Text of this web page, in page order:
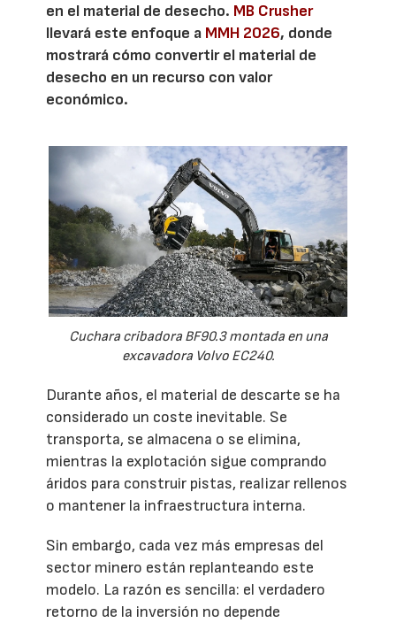
en el material de desecho. MB Crusher
llevará este enfoque a MMH 2026, donde
mostrará cómo convertir el material de
desecho en un recurso con valor
económico.
Cuchara cribadora BF90.3 montada en una
excavadora Volvo EC240.
Durante años, el material de descarte se ha
considerado un coste inevitable. Se
transporta, se almacena o se elimina,
mientras la explotación sigue comprando
áridos para construir pistas, realizar rellenos
o mantener la infraestructura interna.
Sin embargo, cada vez más empresas del
sector minero están replanteando este
modelo. La razón es sencilla: el verdadero
retorno de la inversión no depende